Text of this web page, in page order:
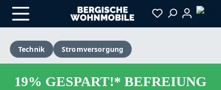
Zum Hauptinhalt springen
Technik
Stromversorgung
19% GESPART!* BEFREIUNG